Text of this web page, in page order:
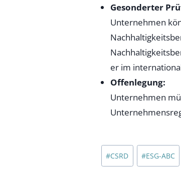
Gesonderter
Unternehmen
er im
Offenlegung:
Unternehmen
Schlagworte:
#CSRD #ESG-ABC